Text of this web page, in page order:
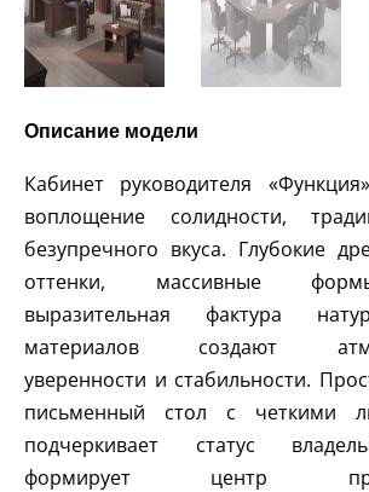
Описание модели
Кабинет руководителя
воплощение солидности,
безупречного вкуса. Глубокие
оттенки, массивные
выразительная фактура
материалов создают
уверенности и стабильности.
письменный стол с четкими
подчеркивает статус
формирует центр